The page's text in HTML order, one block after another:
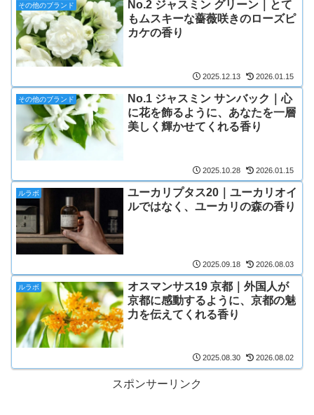
その他のブランド
No.2 ジャスミン グリーン｜とて
もムスキーな薔薇咲きのローズピ
カケの香り
2025.12.13 2026.01.15
その他のブランド
No.1 ジャスミン サンバック｜心
に花を飾るように、あなたを一層
美しく輝かせてくれる香り
2025.10.28 2026.01.15
ルラボ
ユーカリプタス20｜ユーカリオイ
ルではなく、ユーカリの森の香り
2025.09.18 2026.08.03
ルラボ
オスマンサス19 京都｜外国人が
京都に感動するように、京都の魅
力を伝えてくれる香り
2025.08.30 2026.08.02
スポンサーリンク